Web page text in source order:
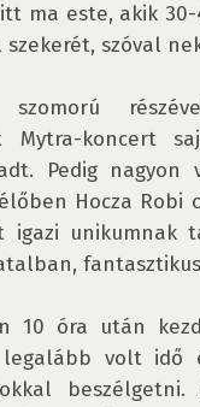
ma este, akik
szóval
Mytra-koncert
Pedig nagyon
Hocza Robi
igazi unikumnak
10 óra után
volt idő
beszélgetni.